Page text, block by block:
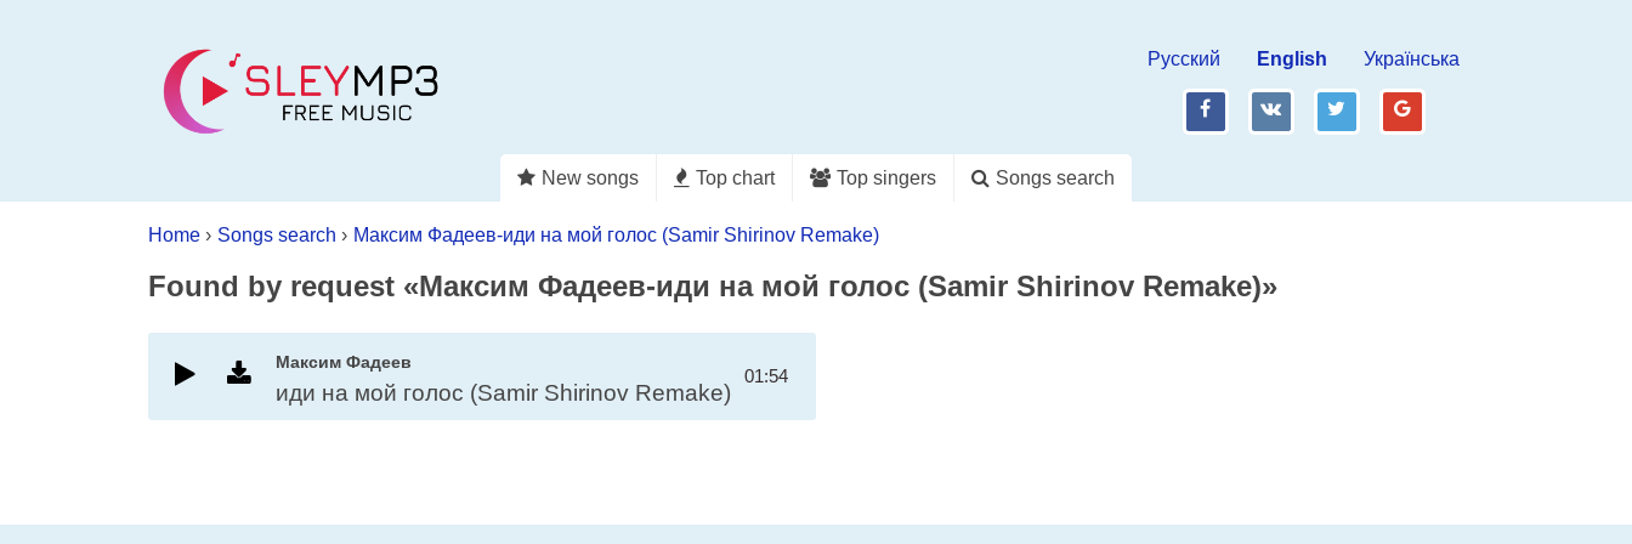
Русский English Українська
fb vk tw gp
New songs Top chart Top singers Songs search
Home › Songs search › Максим Фадеев-иди на мой голос (Samir Shirinov Remake)
Found by request «Максим Фадеев-иди на мой голос (Samir Shirinov Remake)»
Максим Фадеев
иди на мой голос (Samir Shirinov Remake)
01:54